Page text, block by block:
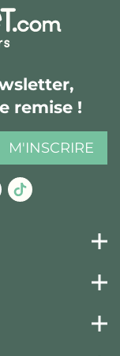
remise !
M'INSCRIRE